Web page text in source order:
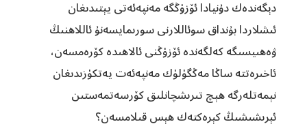
دېگەندەك دۇنيادا ئۆزۈڭگە مەنپەئەتى يېتىدىغان
ئىشلاردا بۇنداق سوئاللارنى سورىمايسەنۇ ئاللاھنىڭ
ۋەھىيسىگە كەلگەندە ئۆزۈڭنى ئالاھىدە كۆرەمسەن،
ئاخىرەتتە ساڭا مەڭگۈلۈك مەنپەئەت يەتكۈزىدىغان
نېمەتلەرگە ھېچ تىرىشچانلىق كۆرسەتمەستىن
ئېرىشىشىڭ كېرەكتەك ھېس قىلامسەن؟